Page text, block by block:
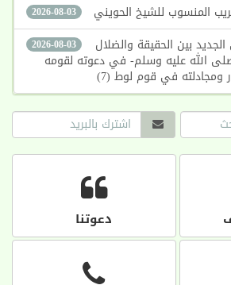
2026-08-03 المنسوب للشيخ الحويني
2026-08-03 الجديد بين الحقيقة والضلال
-صلى الله عليه وسلم- في دعوته لقومه
ومجادلته في قوم لوط (7)
دعوتنا